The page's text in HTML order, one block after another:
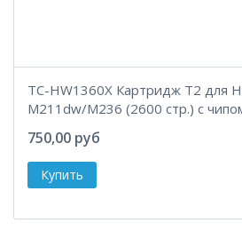
TC-HW1360X Картридж T2 для
M211dw/M236 (2600 стр.) с
750,00 руб